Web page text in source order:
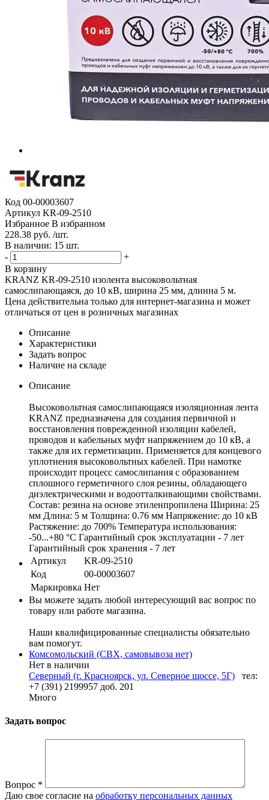
Код 00-00003607
Артикул KR-09-2510
Избранное В избранном
228.38 руб. /шт.
В наличии: 15 шт.
-
+
В корзину
KRANZ KR-09-2510 изолента высоковольтная
самослипающаяся, до 10 кВ, ширина 25 мм, длинна 5 м.
Цена действительна только для интернет-магазина и может
отличаться от цен в розничных магазинах
Описание
Характеристики
Задать вопрос
Наличие на складе
Описание
Высоковольтная самослипающаяся изоляционная лента
KRANZ предназначена для создания первичной и
восстановления поврежденной изоляции кабелей,
проводов и кабельных муфт напряжением до 10 кВ, а
также для их герметизации. Применяется для концевого
уплотнения высоковольтных кабелей. При намотке
происходит процесс самослипания с образованием
сплошного герметичного слоя резины, обладающего
диэлектрическими и водоотталкивающими свойствами.
Состав: резина на основе этиленпропилена Ширина: 25
мм Длина: 5 м Толщина: 0.76 мм Напряжение: до 10 кВ
Растяжение: до 700% Температура использования:
-50...+80 °С Гарантийный срок эксплуатации - 7 лет
Гарантийный срок хранения - 7 лет
Артикул
KR-09-2510
Код
00-00003607
Маркировка Нет
Вы можете задать любой интересующий вас вопрос по
товару или работе магазина.
Наши квалифицированные специалисты обязательно
вам помогут.
Комсомольский (СВХ, самовывоза нет)
Нет в наличии
Северный (г. Красноярск, ул. Северное шоссе, 5Г)
тел:
+7 (391) 2199957 доб. 201
Много
Задать вопрос
Вопрос *
Даю свое согласие на обработку персональных данных